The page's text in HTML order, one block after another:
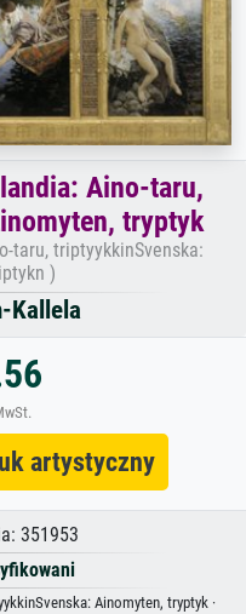
Aino-taru,
tryptyk
taru, triptyykkinSvenska:
)
Kallela
artystyczny
351953
Ainomyten, tryptyk ·